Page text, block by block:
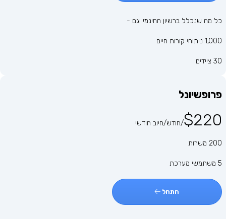
כל מה שנכלל ברשיון החינמי וגם -
1,000 ניתוחי קורות חיים
30 ציידים
פרופשיונל
$220/חודש/חיוב חודשי
200 משרות
5 משתמשי מערכת
התחל